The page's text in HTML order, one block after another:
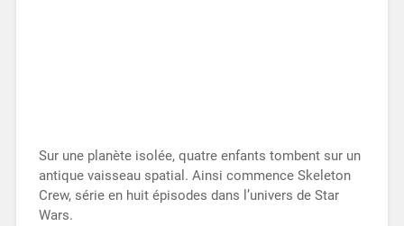
Sur une planète isolée, quatre enfants tombent sur un
antique vaisseau spatial. Ainsi commence Skeleton
Crew, série en huit épisodes dans l’univers de Star
Wars.